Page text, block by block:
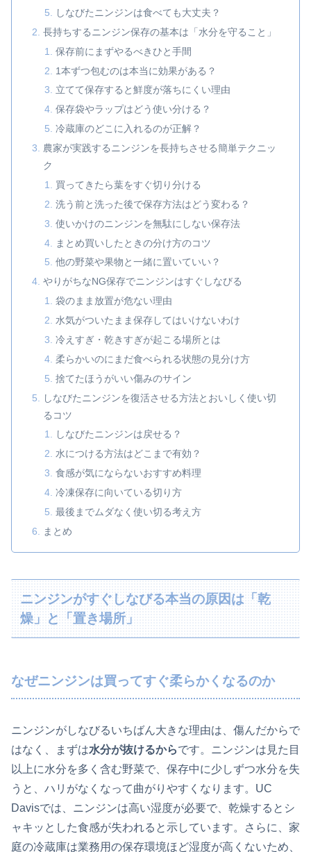
しなびたニンジンは食べても大丈夫？
長持ちするニンジン保存の基本は「水分を守ること」
保存前にまずやるべきひと手間
1本ずつ包むのは本当に効果がある？
立てて保存すると鮮度が落ちにくい理由
保存袋やラップはどう使い分ける？
冷蔵庫のどこに入れるのが正解？
農家が実践するニンジンを長持ちさせる簡単テクニッ
ク
買ってきたら葉をすぐ切り分ける
洗う前と洗った後で保存方法はどう変わる？
使いかけのニンジンを無駄にしない保存法
まとめ買いしたときの分け方のコツ
他の野菜や果物と一緒に置いていい？
やりがちなNG保存でニンジンはすぐしなびる
袋のまま放置が危ない理由
水気がついたまま保存してはいけないわけ
冷えすぎ・乾きすぎが起こる場所とは
柔らかいのにまだ食べられる状態の見分け方
捨てたほうがいい傷みのサイン
しなびたニンジンを復活させる方法とおいしく使い切
るコツ
しなびたニンジンは戻せる？
水につける方法はどこまで有効？
食感が気にならないおすすめ料理
冷凍保存に向いている切り方
最後までムダなく使い切る考え方
まとめ
ニンジンがすぐしなびる本当の原因は「乾
燥」と「置き場所」
なぜニンジンは買ってすぐ柔らかくなるのか
ニンジンがしなびるいちばん大きな理由は、傷んだからで
はなく、まずは水分が抜けるからです。ニンジンは見た目
以上に水分を多く含む野菜で、保存中に少しずつ水分を失
うと、ハリがなくなって曲がりやすくなります。UC
Davisでは、ニンジンは高い湿度が必要で、乾燥するとシ
ャキッとした食感が失われると示しています。さらに、家
庭の冷蔵庫は業務用の保存環境ほど湿度が高くないため、